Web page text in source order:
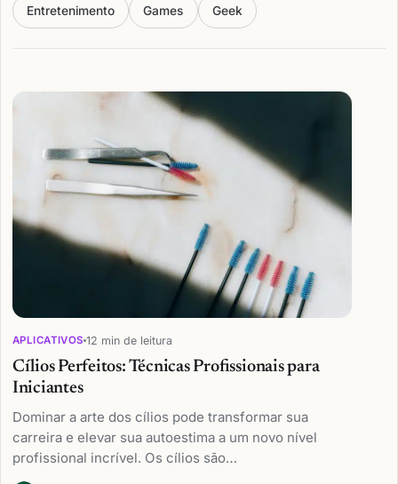
Entretenimento Games Geek
Articles
APLICATIVOS 12 min de leitura
Cílios Perfeitos: Técnicas Profissionais para
Iniciantes
Dominar a arte dos cílios pode transformar sua
carreira e elevar sua autoestima a um novo nível
profissional incrível. Os cílios são…